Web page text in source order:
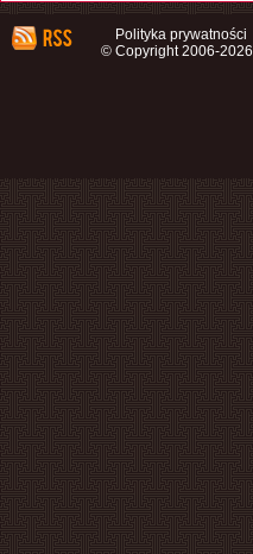
Polityka prywatności
© Copyright 2006-2026